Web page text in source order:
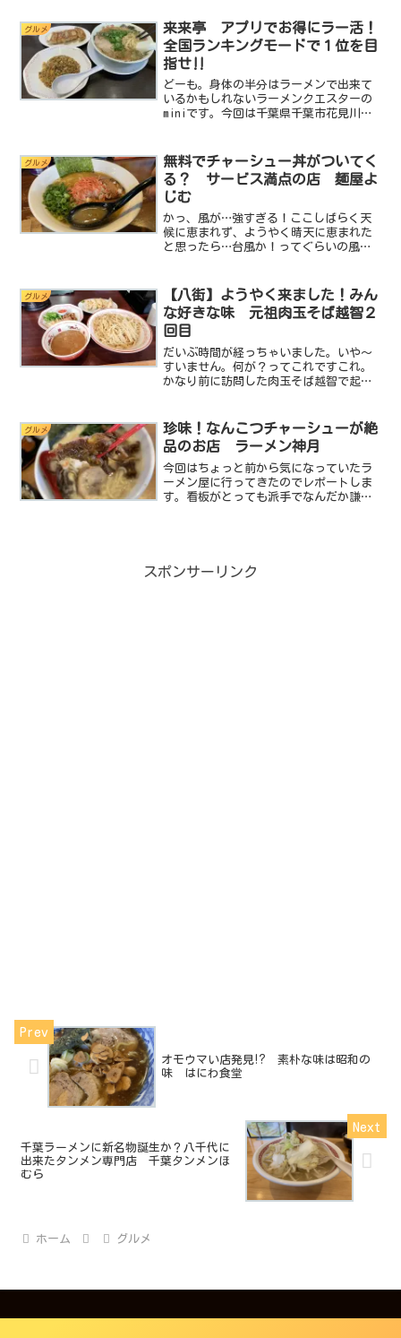
に良い印象を与えてくれます。らぁ麺や
はし田はどうやら株式会社...
グルメ
来来亭 アプリでお得にラー活！
全国ランキングモードで１位を目
指せ‼
どーも。身体の半分はラーメンで出来て
いるかもしれないラーメンクエスターの
miniです。今回は千葉県千葉市花見川区
県千葉市花見川区さつきが丘1-46-12電
話：043-3...
グルメ
無料でチャーシュー丼がついてく
る？ サービス満点の店 麺屋よ
じむ
かっ、風が…強すぎる！ここしばらく天
候に恵まれず、ようやく晴天に恵まれた
と思ったら…台風か！ってぐらいの風
ストを続けます。そう、どんな時でも旨
いラーメンを探求し続けるの...
グルメ
【八街】ようやく来ました！みん
な好きな味 元祖肉玉そば越智２
回目
だいぶ時間が経っちゃいました。いや～
すいません。何が？ってこれですこれ。
かなり前に訪問した肉玉そば越智で起き
にオーナーさんがわざわざminiのブログ
を覗いてくれ...
グルメ
珍味！なんこつチャーシューが絶
品のお店 ラーメン神月
今回はちょっと前から気になっていたラ
ーメン屋に行ってきたのでレポートしま
す。看板がとっても派手でなんだか謙遜
スポンサーリンク
オモウマい店発見⁉ 素朴な味は昭和の
味 はにわ食堂
千葉ラーメンに新名物誕生か？八千代に
出来たタンメン専門店 千葉タンメンほ
むら
ホーム グルメ